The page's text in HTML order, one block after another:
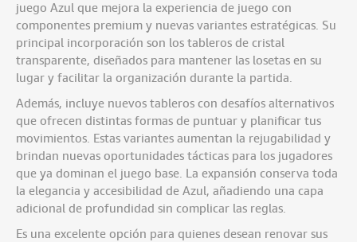
juego Azul que mejora la experiencia de juego con
componentes premium y nuevas variantes estratégicas. Su
principal incorporación son los tableros de cristal
transparente, diseñados para mantener las losetas en su
lugar y facilitar la organización durante la partida.
Además, incluye nuevos tableros con desafíos alternativos
que ofrecen distintas formas de puntuar y planificar tus
movimientos. Estas variantes aumentan la rejugabilidad y
brindan nuevas oportunidades tácticas para los jugadores
que ya dominan el juego base. La expansión conserva toda
la elegancia y accesibilidad de Azul, añadiendo una capa
adicional de profundidad sin complicar las reglas.
Es una excelente opción para quienes desean renovar sus